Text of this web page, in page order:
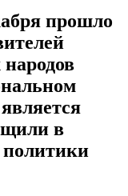
прошло
в
политики